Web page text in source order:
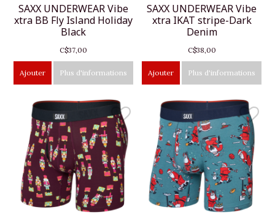
SAXX UNDERWEAR Vibe
xtra BB Fly Island Holiday
Black
C$37,00
Ajouter Plus d'informations
SAXX UNDERWEAR Vibe
xtra IKAT stripe-Dark
Denim
C$38,00
Ajouter Plus d'informations